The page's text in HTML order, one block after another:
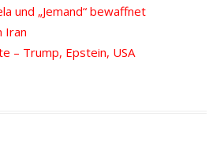
und „Jemand“ bewaffnet
Iran
– Trump, Epstein, USA